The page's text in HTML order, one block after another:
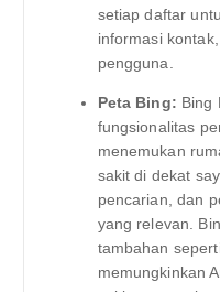
setiap daftar
informasi
pengguna.
Peta Bing: Bing
fungsionalitas
menemukan
sakit di dekat
pencarian, dan
yang relevan.
tambahan
memungkinkan